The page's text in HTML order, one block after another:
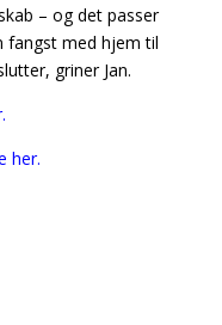
– og det passer
fangst med hjem til
griner Jan.
her.